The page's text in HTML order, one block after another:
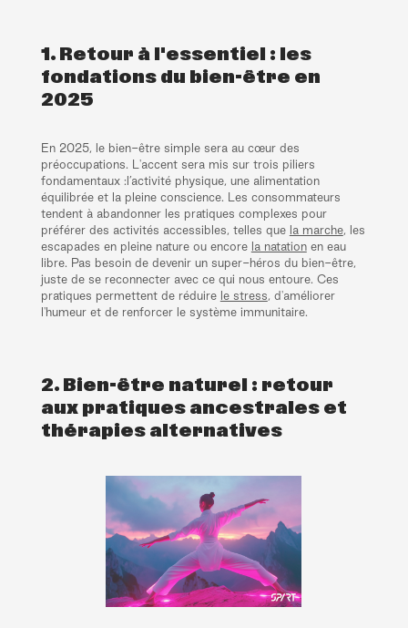
1. Retour à l'essentiel : les
fondations du bien-être en
2025
En 2025, le bien-être simple sera au cœur des
préoccupations. L'accent sera mis sur trois piliers
fondamentaux :l’activité physique, une alimentation
équilibrée et la pleine conscience. Les consommateurs
tendent à abandonner les pratiques complexes pour
préférer des activités accessibles, telles que la marche, les
escapades en pleine nature ou encore la natationen eau
libre. Pas besoin de devenir un super-héros du bien-être,
juste de se reconnecter avec ce qui nous entoure. Ces
pratiques permettent de réduire le stress, d'améliorer
l'humeur et de renforcer le système immunitaire.
2. Bien-être naturel : retour
aux pratiques ancestrales et
thérapies alternatives